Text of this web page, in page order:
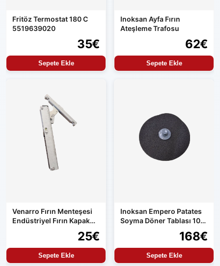
Fritöz Termostat 180 C
5519639020
35€
Sepete Ekle
Inoksan Ayfa Fırın
Ateşleme Trafosu
62€
Sepete Ekle
Venarro Fırın Menteşesi
Endüstriyel Fırın Kapak
Menteşesi Uyumlu Set25€
Sepete Ekle
Inoksan Empero Patates
Soyma Döner Tablası 10
kg Makine Uyumlu168€
Sepete Ekle